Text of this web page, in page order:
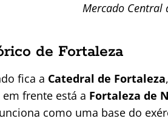
Mercado Central
de Fortaleza
fica a Catedral de Fortaleza
frente está a Fortaleza de
como uma base do